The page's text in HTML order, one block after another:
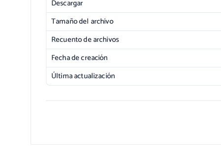
Descargar
Tamaño del archivo
Recuento de archivos
Fecha de creación
Última actualización